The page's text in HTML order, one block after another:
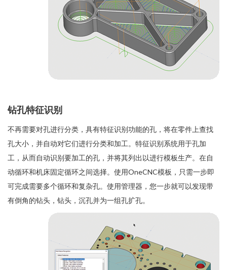
钻孔特征识别
不再需要对孔进行分类，具有特征识别功能的孔，将在零件上查找
孔大小，并自动对它们进行分类和加工。特征识别系统用于孔加
工，从而自动识别要加工的孔，并将其列出以进行模板生产。在自
动循环和机床固定循环之间选择。使用OneCNC模板，只需一步即
可完成需要多个循环和复杂孔。使用管理器，您一步就可以发现带
有倒角的钻头，钻头，沉孔并为一组孔扩孔。